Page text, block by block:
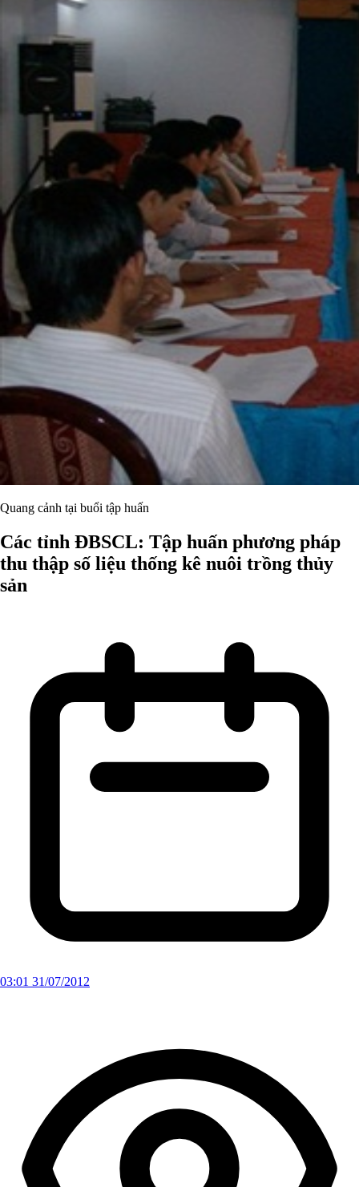
Quang cảnh tại buổi tập huấn
Các tỉnh ĐBSCL: Tập huấn phương pháp
thu thập số liệu thống kê nuôi trồng thủy
sản
03:01 31/07/2012